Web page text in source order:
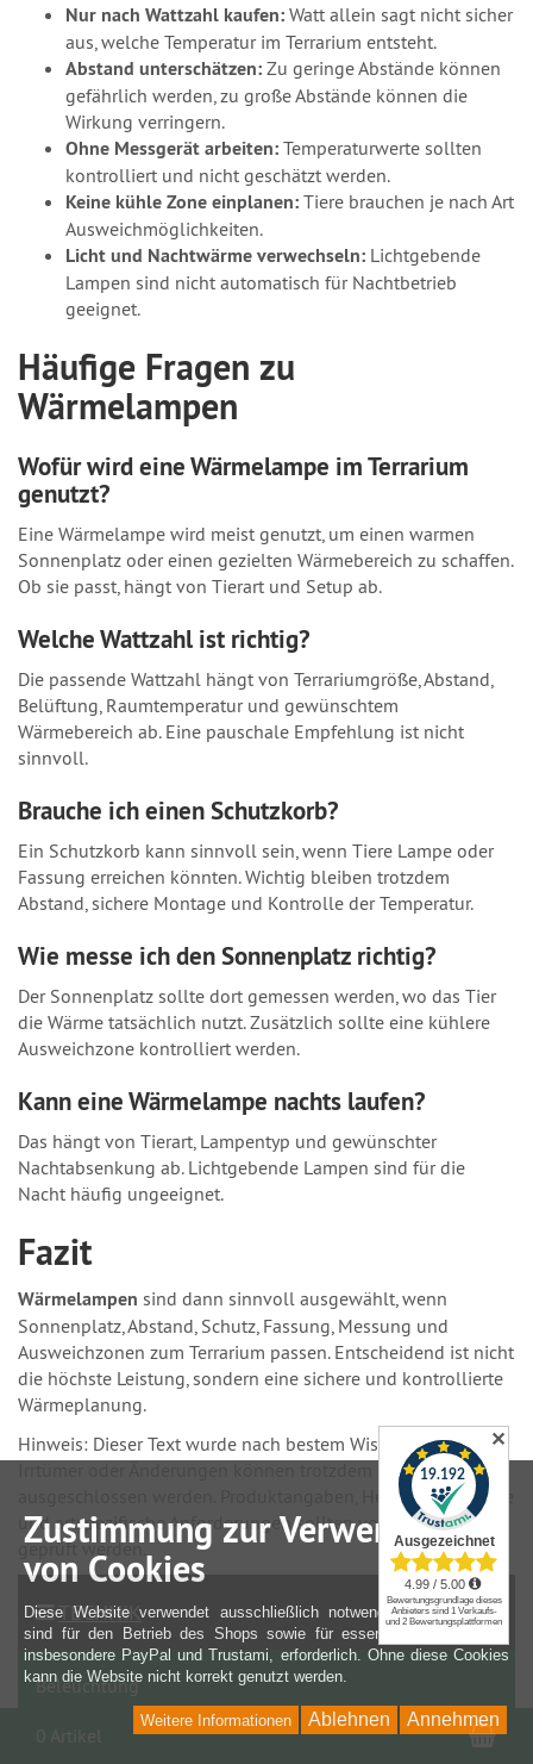
Nur nach Wattzahl kaufen: Watt allein sagt nicht sicher
aus, welche Temperatur im Terrarium entsteht.
Abstand unterschätzen: Zu geringe Abstände können
gefährlich werden, zu große Abstände können die
Wirkung verringern.
Ohne Messgerät arbeiten: Temperaturwerte sollten
kontrolliert und nicht geschätzt werden.
Keine kühle Zone einplanen: Tiere brauchen je nach Art
Ausweichmöglichkeiten.
Licht und Nachtwärme verwechseln: Lichtgebende
Lampen sind nicht automatisch für Nachtbetrieb
geeignet.
Häufige Fragen zu
Wärmelampen
Wofür wird eine Wärmelampe im Terrarium
genutzt?
Eine Wärmelampe wird meist genutzt, um einen warmen
Sonnenplatz oder einen gezielten Wärmebereich zu schaffen.
Ob sie passt, hängt von Tierart und Setup ab.
Welche Wattzahl ist richtig?
Die passende Wattzahl hängt von Terrariumgröße, Abstand,
Belüftung, Raumtemperatur und gewünschtem
Wärmebereich ab. Eine pauschale Empfehlung ist nicht
sinnvoll.
Brauche ich einen Schutzkorb?
Ein Schutzkorb kann sinnvoll sein, wenn Tiere Lampe oder
Fassung erreichen könnten. Wichtig bleiben trotzdem
Abstand, sichere Montage und Kontrolle der Temperatur.
Wie messe ich den Sonnenplatz richtig?
Der Sonnenplatz sollte dort gemessen werden, wo das Tier
die Wärme tatsächlich nutzt. Zusätzlich sollte eine kühlere
Ausweichzone kontrolliert werden.
Kann eine Wärmelampe nachts laufen?
Das hängt von Tierart, Lampentyp und gewünschter
Nachtabsenkung ab. Lichtgebende Lampen sind für die
Nacht häufig ungeeignet.
Fazit
Wärmelampen sind dann sinnvoll ausgewählt, wenn
Sonnenplatz, Abstand, Schutz, Fassung, Messung und
Ausweichzonen zum Terrarium passen. Entscheidend ist nicht
die höchste Leistung, sondern eine sichere und kontrollierte
Wärmeplanung.
Hinweis: Dieser Text wurde nach bestem Wissen erstellt.
Irrtümer oder Änderungen können trotzdem nicht
ausgeschlossen werden. Produktangaben, Herstellerhinweise
und artspezifische Anforderungen sollten vor der Nutzung
geprüft werden.
TECHNIK
Beleuchtung
✕
Zustimmung zur Verwendung
von Cookies
Diese Website verwendet ausschließlich notwendige Cookies. Sie
sind für den Betrieb des Shops sowie für essenzielle Funktionen,
insbesondere PayPal und Trustami, erforderlich. Ohne diese Cookies
kann die Website nicht korrekt genutzt werden.
Annehmen
Ablehnen
Weitere Informationen